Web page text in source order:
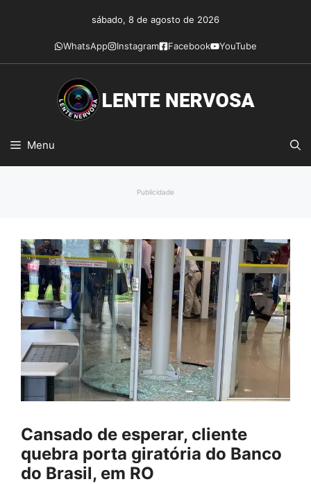
conteúdo
sábado, 8 de agosto de 2026
WhatsApp Instagram Facebook YouTube
Menu
Publicidade
Cansado de esperar, cliente
quebra porta giratória do Banco
do Brasil, em RO